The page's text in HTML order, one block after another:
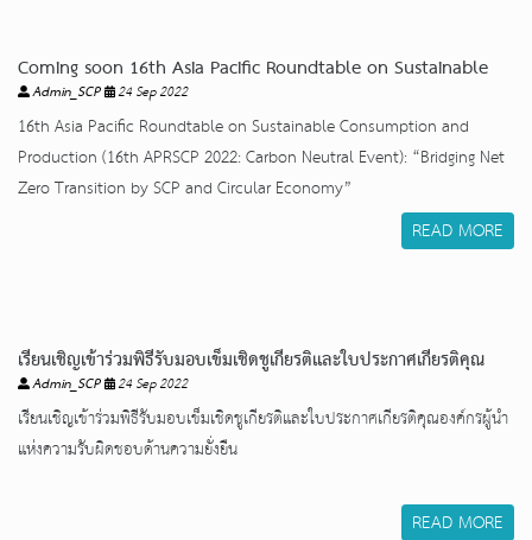
Coming soon 16th Asia Pacific Roundtable on Sustainable
Consumption and Production (16th APRSCP 2022: Carbon
Neutral Event): “Bridging Net Zero Transition by SCP and
Circular Economy”
Admin_SCP 24 Sep 2022
16th Asia Pacific Roundtable on Sustainable Consumption and
Production (16th APRSCP 2022: Carbon Neutral Event): “Bridging Net
Zero Transition by SCP and Circular Economy”
READ MORE
เรียนเชิญเข้าร่วมพิธีรับมอบเข็มเชิดชูเกียรติและใบประกาศเกียรติคุณ
องค์กรผู้นำแห่งความรับผิดชอบด้านความยั่งยืน
Admin_SCP 24 Sep 2022
เรียนเชิญเข้าร่วมพิธีรับมอบเข็มเชิดชูเกียรติและใบประกาศเกียรติคุณองค์กรผู้นำ
แห่งความรับผิดชอบด้านความยั่งยืน
READ MORE